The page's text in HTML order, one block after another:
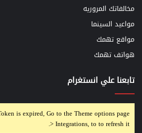
مخالفاتك المروريه
مواعيد السينما
مواقع تهمك
هواتف تهمك
تابعنا علي انستغرام
is expired, Go to the Theme options page
> Integrations, to to refresh it.